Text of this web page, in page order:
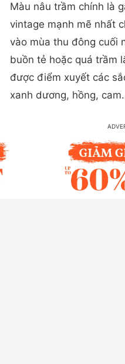
Màu nâu trầm chính là
vintage mạnh mẽ nhất
vào mùa thu đông cuối
buồn tẻ hoặc quá trầm
được điểm xuyết các
xanh dương, hồng,